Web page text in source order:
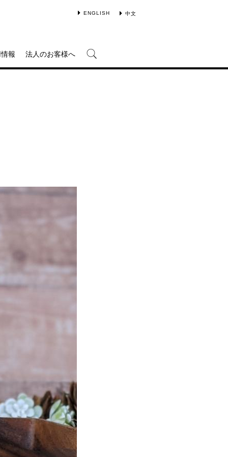
ENGLISH 中文
報 法人のお客様へ